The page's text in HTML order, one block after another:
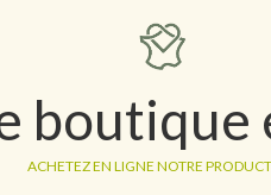
boutique
ACHETEZ EN LIGNE NOTRE